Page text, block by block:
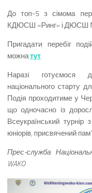
До топ-5 з сімома
КДЮСШ «Ринг» і ДЮСШ
Пригадати перебіг
можнатут.
Наразі готуємося
національного старту
Подія проходитиме у
що одночасно із
Всеукраїнський турнір
юніорів, присвячений
Прес-служба
WAKO